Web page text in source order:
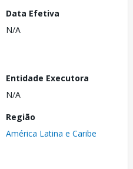
Data Efetiva
N/A
Entidade Executora
N/A
Região
América Latina e Caribe